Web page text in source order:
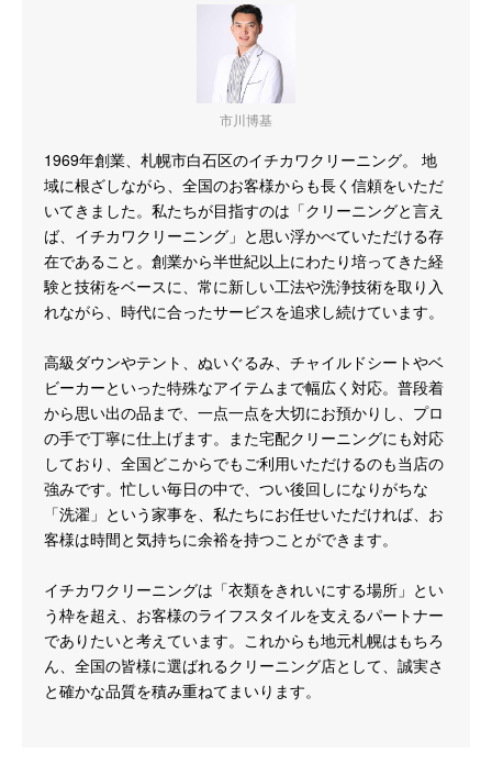
市川博基
1969年創業、札幌市白石区のイチカワクリーニング。 地
域に根ざしながら、全国のお客様からも長く信頼をいただ
いてきました。私たちが目指すのは「クリーニングと言え
ば、イチカワクリーニング」と思い浮かべていただける存
在であること。創業から半世紀以上にわたり培ってきた経
験と技術をベースに、常に新しい工法や洗浄技術を取り入
れながら、時代に合ったサービスを追求し続けています。
高級ダウンやテント、ぬいぐるみ、チャイルドシートやベ
ビーカーといった特殊なアイテムまで幅広く対応。普段着
から思い出の品まで、一点一点を大切にお預かりし、プロ
の手で丁寧に仕上げます。また宅配クリーニングにも対応
しており、全国どこからでもご利用いただけるのも当店の
強みです。忙しい毎日の中で、つい後回しになりがちな
「洗濯」という家事を、私たちにお任せいただければ、お
客様は時間と気持ちに余裕を持つことができます。
イチカワクリーニングは「衣類をきれいにする場所」とい
う枠を超え、お客様のライフスタイルを支えるパートナー
でありたいと考えています。これからも地元札幌はもちろ
ん、全国の皆様に選ばれるクリーニング店として、誠実さ
と確かな品質を積み重ねてまいります。